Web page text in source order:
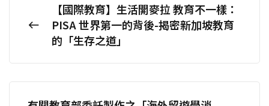
【國際教育】生活開麥拉 教育不一樣：
PISA 世界第一的背後-揭密新加坡教育
的「生存之道」